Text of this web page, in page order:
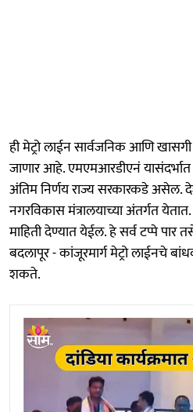
ही मेट्रो लाईन सार्वजनिक आणि खासगी
जाणार आहे. एमएमआरडीएनं यासंदर्भात
अंतिम निर्णय राज्य सरकारकडे असेल.
नगरविकास मंत्रालयाच्या अंतर्गत
माहिती देण्यात येईल. हे सर्व टप्पे पार
बदलापूर - कांजूरमार्ग मेट्रो लाईनचे
शकते.